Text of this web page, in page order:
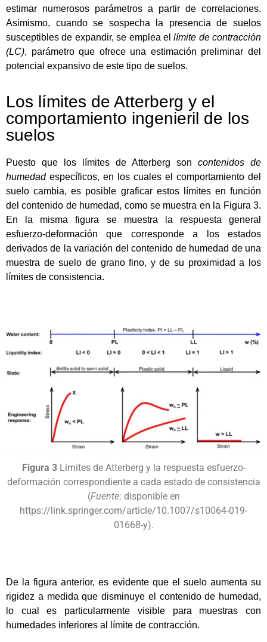
estimar numerosos parámetros a partir de correlaciones.
Asimismo, cuando se sospecha la presencia de suelos
susceptibles de expandir, se emplea ellímite de contracción
(LC), parámetro que ofrece una estimación preliminar del
potencial expansivo de este tipo de suelos.
Los límites de Atterberg y el
comportamiento ingenieril de los
suelos
Puesto que los límites de Atterberg son contenidos de
humedadespecíficos, en los cuales el comportamiento del
suelo cambia, es posible graficar estos límites en función
del contenido de humedad, como se muestra en la Figura 3.
En la misma figura se muestra la respuesta general
esfuerzo-deformación que corresponde a los estados
derivados de la variación del contenido de humedad de una
muestra de suelo de grano fino, y de su proximidad a los
límites de consistencia.
Figura 3Límites de Atterberg y la respuesta esfuerzo-
deformación correspondiente a cada estado de consistencia
(Fuente: disponible en
https://link.springer.com/article/10.1007/s10064-019-
01668-y).
De la figura anterior, es evidente que el suelo aumenta su
rigidez a medida que disminuye el contenido de humedad,
lo cual es particularmente visible para muestras con
humedades inferiores al límite de contracción.